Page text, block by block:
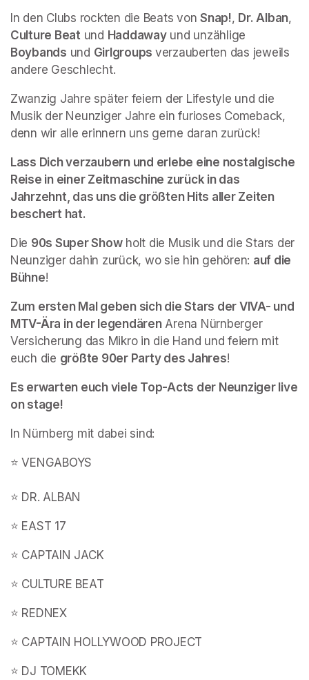
In den Clubs rockten die Beats von Snap!, Dr. Alban
Culture Beat und Haddaway
Boybands und Girlgroups verzauberten das jeweils
andere Geschlecht.
Zwanzig Jahre später feiern der Lifestyle und die
Musik der Neunziger Jahre ein furioses Comeback,
denn wir alle erinnern uns gerne daran zurück!
Lass Dich verzaubern und erlebe eine nostalgische
Reise in einer Zeitmaschine zurück in das
Jahrzehnt, das uns die größten Hits aller Zeiten
beschert hat.
Die 90s Super Show holt die Musik und die Stars der
Neunziger dahin zurück, wo sie hin gehören: auf die
Bühne!
Zum ersten Mal geben sich die Stars der VIVA- und
MTV-Ära in der legendären Arena Nürnberger
Versicherung das Mikro in die Hand und feiern mit
euch die größte 90er Party des Jahres!
Es erwarten euch viele Top-Acts der Neunziger live
on stage!
In Nürnberg mit dabei sind:
⭐️ VENGABOYS
⭐️ DR. ALBAN
⭐️ EAST 17
⭐️ CAPTAIN JACK
⭐️ CULTURE BEAT
⭐️ REDNEX
⭐️ CAPTAIN HOLLYWOOD PROJECT
⭐️ DJ TOMEKK